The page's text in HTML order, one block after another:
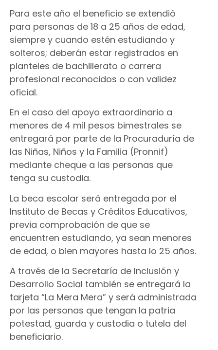
Para este año el beneficio se extendió
para personas de 18 a 25 años de edad,
siempre y cuando estén estudiando y
solteros; deberán estar registrados en
planteles de bachillerato o carrera
profesional reconocidos o con validez
oficial.
En el caso del apoyo extraordinario a
menores de 4 mil pesos bimestrales se
entregará por parte de la Procuraduría de
las Niñas, Niños y la Familia (Pronnif)
mediante cheque a las personas que
tenga su custodia.
La beca escolar será entregada por el
Instituto de Becas y Créditos Educativos,
previa comprobación de que se
encuentren estudiando, ya sean menores
de edad, o bien mayores hasta lo 25 años.
A través de la Secretaría de Inclusión y
Desarrollo Social también se entregará la
tarjeta “La Mera Mera” y será administrada
por las personas que tengan la patria
potestad, guarda y custodia o tutela del
beneficiario.